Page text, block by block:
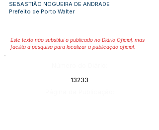
SEBASTIÃO NOGUEIRA DE ANDRADE
Prefeito de Porto Walter
Este texto não substitui o publicado no Diário Oficial, mas
facilita a pesquisa para localizar a publicação oficial.
13233